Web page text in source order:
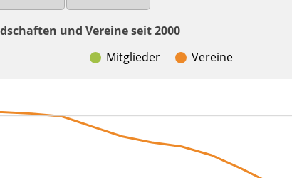
und Vereine seit 2000
Mitglieder
Vereine